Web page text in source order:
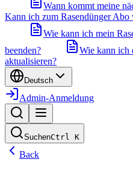
Wann kommt meine
Kann ich zum Rasendünger
Wie kann ich mein
beenden?
Wie kann ich
aktualisieren?
Deutsch
Admin-Anmeldung
SuchenCtrl K
Back